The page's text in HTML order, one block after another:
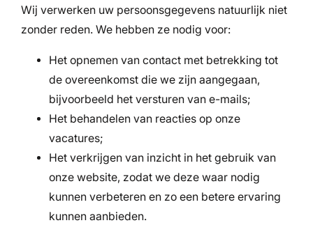
Wij verwerken uw persoonsgegevens natuurlijk niet
zonder reden. We hebben ze nodig voor:
Het opnemen van contact met betrekking tot
de overeenkomst die we zijn aangegaan,
bijvoorbeeld het versturen van e-mails;
Het behandelen van reacties op onze
vacatures;
Het verkrijgen van inzicht in het gebruik van
onze website, zodat we deze waar nodig
kunnen verbeteren en zo een betere ervaring
kunnen aanbieden.